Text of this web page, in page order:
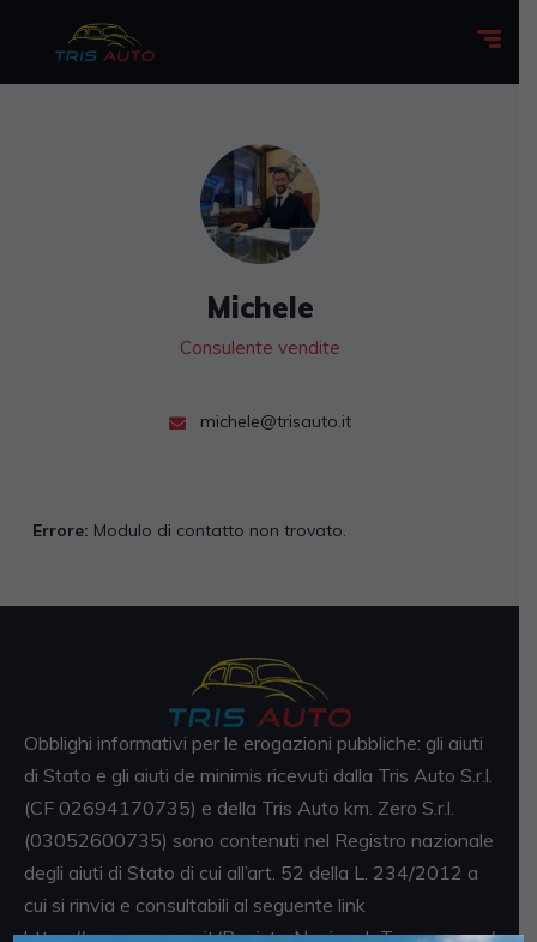
Michele
Consulente vendite
michele@trisauto.it
Errore: Modulo di contatto non trovato.
Obblighi informativi per le erogazioni pubbliche: gli aiuti
di Stato e gli aiuti de minimis ricevuti dalla Tris Auto S.r.l.
(CF 02694170735) e della Tris Auto km. Zero S.r.l.
(03052600735) sono contenuti nel Registro nazionale
degli aiuti di Stato di cui all’art. 52 della L. 234/2012 a
cui si rinvia e consultabili al seguente link
https://www.rna.gov.it/RegistroNazionaleTrasparenza/